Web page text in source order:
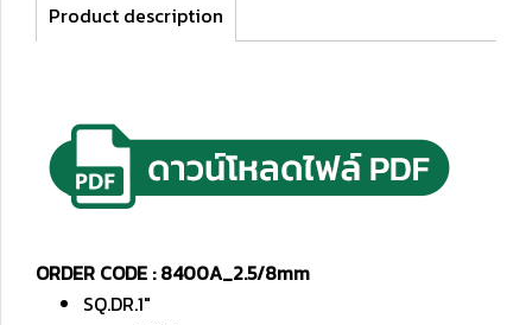
Product description
ORDER CODE : 8400A_2.5/8mm
SQ.DR.1"